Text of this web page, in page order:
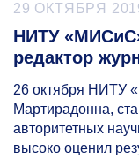
29 ОКТЯБРЯ
НИТУ
редактор
26 октября НИТУ
Мартирадонна,
авторитетных
высоко оценил